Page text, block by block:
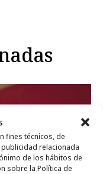
fines técnicos, de
relacionada
de los hábitos de
sobre la Política de